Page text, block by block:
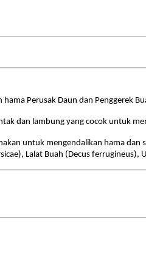
Perusak Daun dan Penggerek
dan lambung yang cocok untuk
untuk mengendalikan hama
Lalat Buah (Decus ferrugineus),